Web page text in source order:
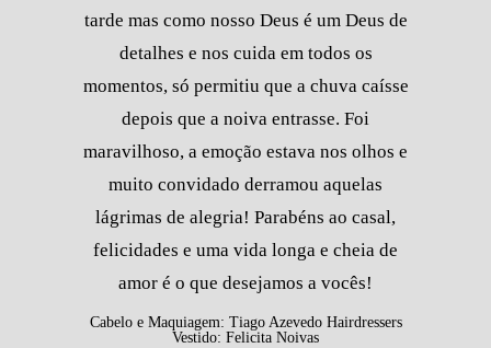
tarde mas como nosso Deus é um Deus de
detalhes e nos cuida em todos os
momentos, só permitiu que a chuva caísse
depois que a noiva entrasse. Foi
maravilhoso, a emoção estava nos olhos e
muito convidado derramou aquelas
lágrimas de alegria! Parabéns ao casal,
felicidades e uma vida longa e cheia de
amor é o que desejamos a vocês!
Cabelo e Maquiagem: Tiago Azevedo Hairdressers
Vestido: Felicita Noivas